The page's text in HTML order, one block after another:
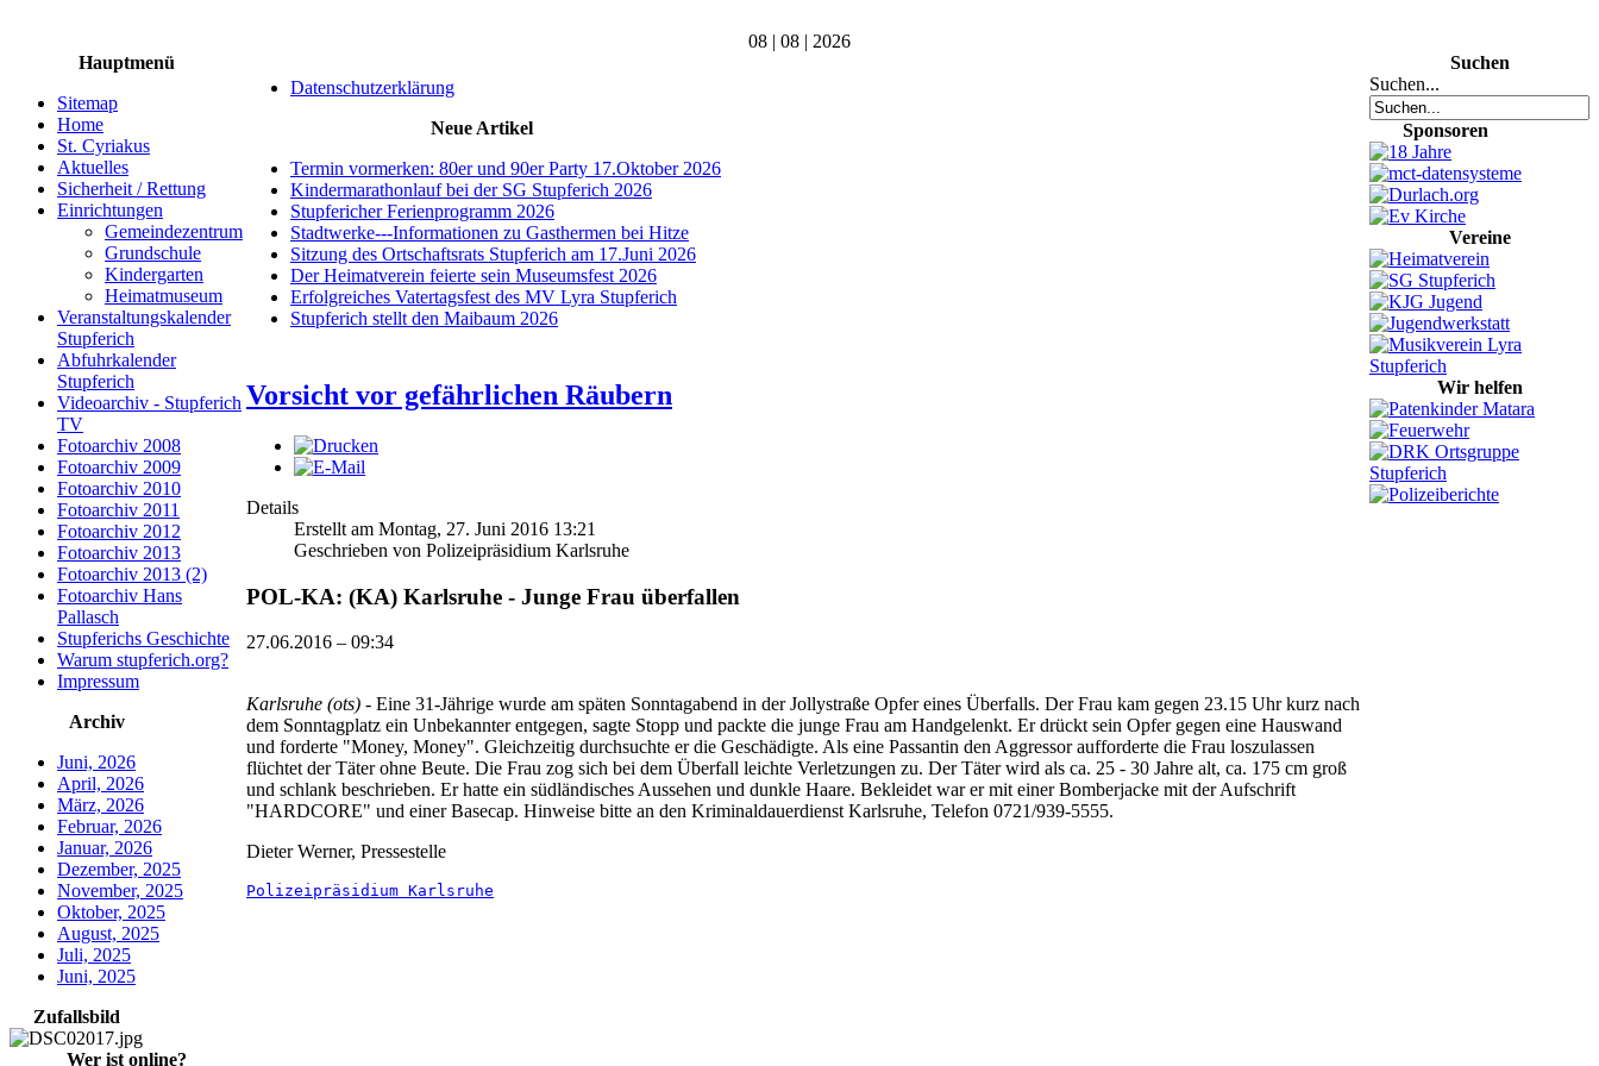
08 | 08 | 2026
Hauptmenü
Sitemap
Home
St. Cyriakus
Aktuelles
Sicherheit / Rettung
Einrichtungen
Gemeindezentrum
Grundschule
Kindergarten
Heimatmuseum
Veranstaltungskalender
Stupferich
Abfuhrkalender
Stupferich
Videoarchiv - Stupferich
TV
Fotoarchiv 2008
Fotoarchiv 2009
Fotoarchiv 2010
Fotoarchiv 2011
Fotoarchiv 2012
Fotoarchiv 2013
Fotoarchiv 2013 (2)
Fotoarchiv Hans
Pallasch
Stupferichs Geschichte
Warum stupferich.org?
Impressum
Archiv
Juni, 2026
April, 2026
März, 2026
Februar, 2026
Januar, 2026
Dezember, 2025
November, 2025
Oktober, 2025
August, 2025
Juli, 2025
Juni, 2025
Zufallsbild
Wer ist online?
Datenschutzerklärung
Neue Artikel
Termin vormerken: 80er und 90er Party 17.Oktober 2026
Kindermarathonlauf bei der SG Stupferich 2026
Stupfericher Ferienprogramm 2026
Stadtwerke---Informationen zu Gasthermen bei Hitze
Sitzung des Ortschaftsrats Stupferich am 17.Juni 2026
Der Heimatverein feierte sein Museumsfest 2026
Erfolgreiches Vatertagsfest des MV Lyra Stupferich
Stupferich stellt den Maibaum 2026
Vorsicht vor gefährlichen Räubern
Details
Erstellt am Montag, 27. Juni 2016 13:21
Geschrieben von Polizeipräsidium Karlsruhe
POL-KA: (KA) Karlsruhe - Junge Frau überfallen
27.06.2016 – 09:34
Karlsruhe (ots) - Eine 31-Jährige wurde am späten Sonntagabend in der Jollystraße Opfer eines Überfalls. Der Frau kam gegen 23.15 Uhr kurz nach
dem Sonntagplatz ein Unbekannter entgegen, sagte Stopp und packte die junge Frau am Handgelenkt. Er drückt sein Opfer gegen eine Hauswand
und forderte "Money, Money". Gleichzeitig durchsuchte er die Geschädigte. Als eine Passantin den Aggressor aufforderte die Frau loszulassen
flüchtet der Täter ohne Beute. Die Frau zog sich bei dem Überfall leichte Verletzungen zu. Der Täter wird als ca. 25 - 30 Jahre alt, ca. 175 cm groß
und schlank beschrieben. Er hatte ein südländisches Aussehen und dunkle Haare. Bekleidet war er mit einer Bomberjacke mit der Aufschrift
"HARDCORE" und einer Basecap. Hinweise bitte an den Kriminaldauerdienst Karlsruhe, Telefon 0721/939-5555.
Dieter Werner, Pressestelle
Polizeipräsidium Karlsruhe
Suchen
Suchen...
Sponsoren
Vereine
Wir helfen